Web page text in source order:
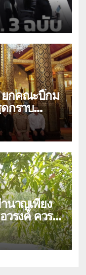
กคณะบิ๊กม
กราบ
กิจร่วมฟัง
.พรรคภูมิใจ
นาญเพียง
วรงค์ ควร
ไข ไม่ใช่ยกเลิก